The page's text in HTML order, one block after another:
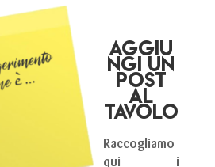
AGGIU
NGI UN
POST
AL
TAVOLO
Raccogliamo
qui i